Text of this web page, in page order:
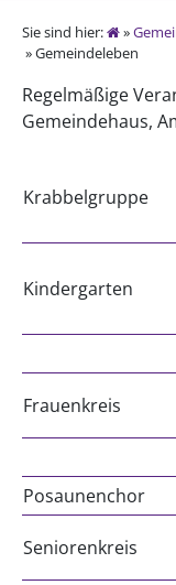
Sie sind hier: »
» Gemeindeleben
Regelmäßige
Gemeindehaus,
Krabbelgruppe
Kindergarten
Frauenkreis
Posaunenchor
Seniorenkreis